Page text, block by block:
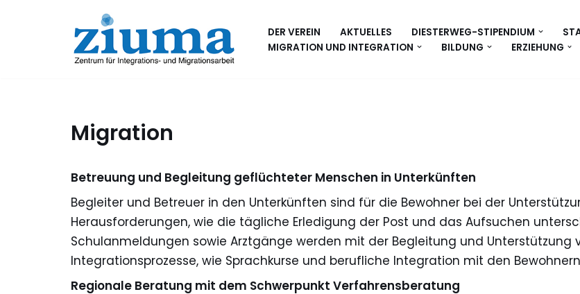
DER VEREIN AKTUELLES DIESTERWEG-STIPENDIUM
MIGRATION UND INTEGRATION
BILDUNG ERZIEHUNG
Migration
Betreuung und Begleitung geflüchteter Menschen in Unterkünften
Begleiter und Betreuer in den Unterkünften sind für die Bewohner bei der
Herausforderungen, wie die tägliche Erledigung der Post und das Aufsuchen
Schulanmeldungen sowie Arztgänge werden mit der Begleitung und Unterstützung
Integrationsprozesse, wie Sprachkurse und berufliche Integration mit den
Regionale Beratung mit dem Schwerpunkt Verfahrensberatung